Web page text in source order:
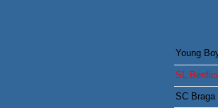
Young
SL
SC Braga